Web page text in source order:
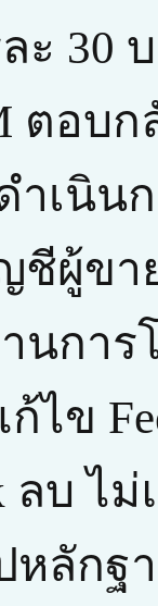
ะ 30
ตอบ
ำเนิน
ชีผู้ข
นกา
ไข
ลบ ไ
ลักฐ